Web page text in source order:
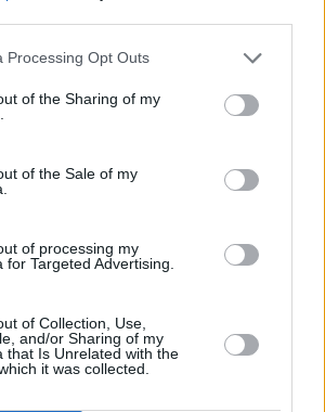
Processing Opt Outs
of the Sharing of my
of the Sale of my
of processing my
for Targeted Advertising.
of Collection, Use,
and/or Sharing of my
that Is Unrelated with the
it was collected.
PinterestLinkedInTumblr Telegram
ARTICLE
σε ένα
στην
κάνετε την αίτηση για να